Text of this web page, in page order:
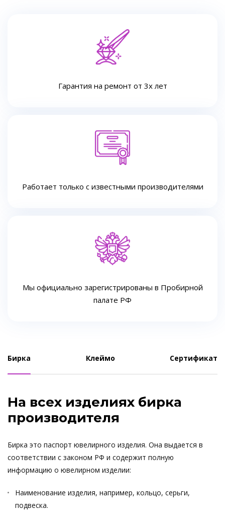
Гарантия на ремонт от 3х лет
Работает только с известными производителями
Мы официально зарегистрированы в Пробирной
палате РФ
Бирка Клеймо Сертификат
На всех изделиях бирка
производителя
Бирка это паспорт ювелирного изделия. Она выдается в
соответствии с законом РФ и содержит полную
информацию о ювелирном изделии:
Наименование изделия, например, кольцо, серьги,
подвеска.